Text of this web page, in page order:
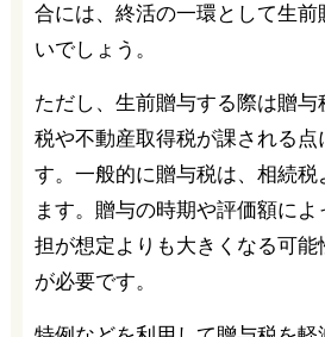
合には、終活の一環として生前
いでしょう。
ただし、生前贈与する際は贈
税や不動産取得税が課される点
す。一般的に贈与税は、相続税
ます。贈与の時期や評価額によ
担が想定よりも大きくなる可
が必要です。